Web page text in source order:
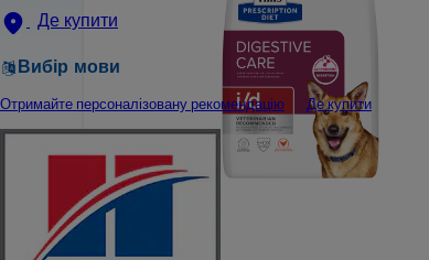
Де купити
Вибір мови
Отримайте персоналізовану рекомендацію Де купити